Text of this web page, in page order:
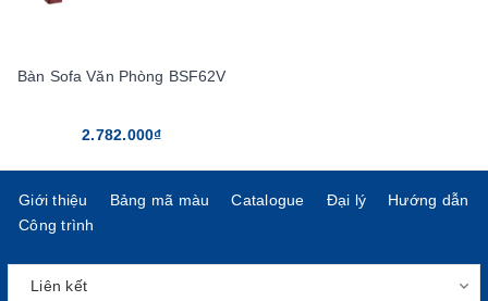
Bàn Sofa Văn Phòng BSF62V
2.782.000₫
Giới thiệu Bảng mã màu Catalogue Đại lý
Hướng dẫn
Công trình